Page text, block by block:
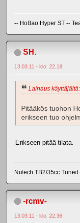
-- HoBao Hyper ST --
SH.
13.03.11 - klo: 22.18
Lainaus
Pitääkös tuohon
erikseen tuo
Erikseen pitää tilata.
Nutech TB2/35cc
-rcmv-
13.03.11 - klo: 22.36